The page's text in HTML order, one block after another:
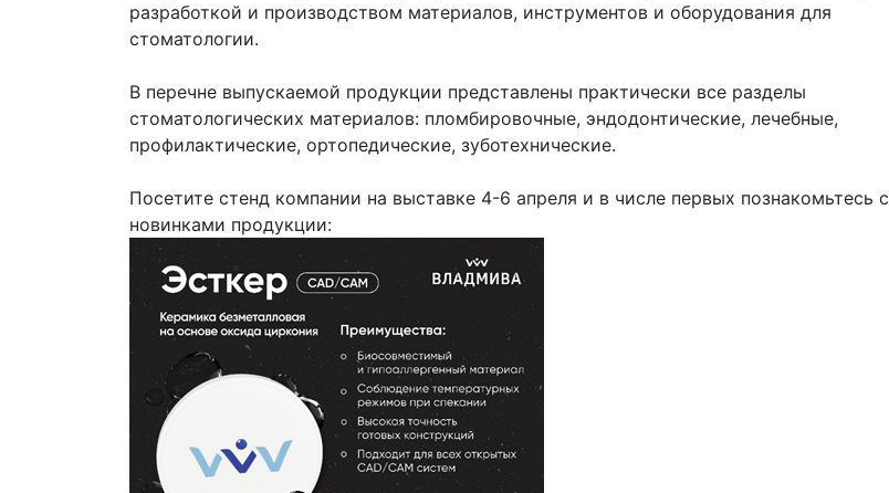
разработкой и производством материалов, инструментов и оборудования для
стоматологии.
В перечне выпускаемой продукции представлены практически все разделы
стоматологических материалов: пломбировочные, эндодонтические, лечебные,
профилактические, ортопедические, зуботехнические.
Посетите стенд компании на выставке 4-6 апреля и в числе первых познакомьтесь с
новинками продукции: